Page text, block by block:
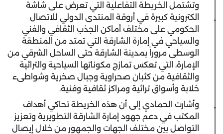
وتشتمل الخريطة التفاعلية التي تعرض على شاشة
الكترونية كبيرة في أروقة المنتدى الدولي للاتصال
الحكومي على مختلف أماكن الجذب الثقافي والفني
والسياحي في إمارة الشارقة التي تمتد من المنطقة
الوسطى مروراً بمدينة الشارقة حتى الساحل الشرقي من
الإمارة، التي تعكس تمازج مكوناتها السياحية والتراثية
والثقافية من كثبان صحراوية وجبال صخرية وشواطىء
خلابة وأسواق تراثية ومراكز ثقافية وفنية.
وأشارت الحمادي إلى أن هذه الخريطة تحاكي أهداف
المكتب في دعم جهود إمارة الشارقة التطويرية وتعزيز
التواصل بين مختلف الجهات والجمهور من خلال إيصال